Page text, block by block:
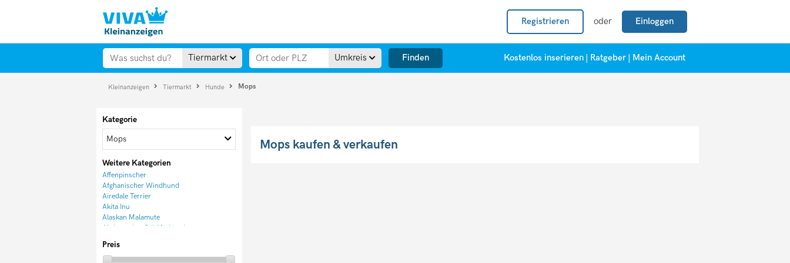
Registrieren oder Einloggen
Tiermarkt Umkreis Finden Kostenlos inserieren Ratgeber Mein Account
Kleinanzeigen Tiermarkt Hunde Mops
Kategorie
Mops
Weitere Kategorien
Affenpinscher
Afghanischer Windhund
Airedale Terrier
Akita Inu
Alaskan Malamute
Altdeutscher Schäferhund
Appenzeller Sennenhund
Australian Cattle Dog
Preis
Mops kaufen & verkaufen